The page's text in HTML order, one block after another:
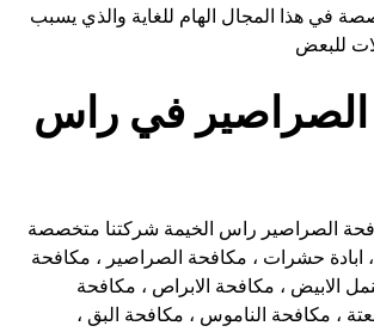
في هذا المجال الهام للغاية والذي يسبب
للبعض
الصراصير في راس
الصراصير راس الخيمة شركتنا متخصصة
حشرات ، مكافحة الصراصير ، مكافحة
الابيض ، مكافحة الابراص ، مكافحة
، مكافحة الناموس ، مكافحة البق ،